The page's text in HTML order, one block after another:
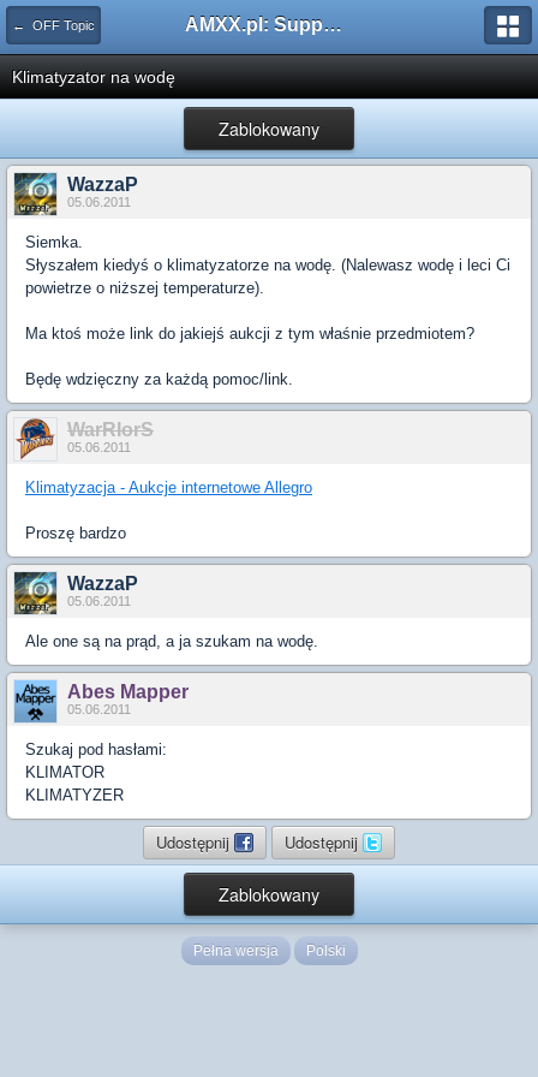
← OFF Topic AMXX.pl: Support AMX Mod X i SourceMod
Klimatyzator na wodę
Zablokowany
WazzaP
05.06.2011
Siemka.
Słyszałem kiedyś o klimatyzatorze na wodę. (Nalewasz wodę i leci Ci
powietrze o niższej temperaturze).
Ma ktoś może link do jakiejś aukcji z tym właśnie przedmiotem?
Będę wdzięczny za każdą pomoc/link.
WarRIorS
05.06.2011
Klimatyzacja - Aukcje internetowe Allegro
Proszę bardzo
WazzaP
05.06.2011
Ale one są na prąd, a ja szukam na wodę.
Abes Mapper
05.06.2011
Szukaj pod hasłami:
KLIMATOR
KLIMATYZER
Udostępnij Udostępnij
Zablokowany
Pełna wersja Polski